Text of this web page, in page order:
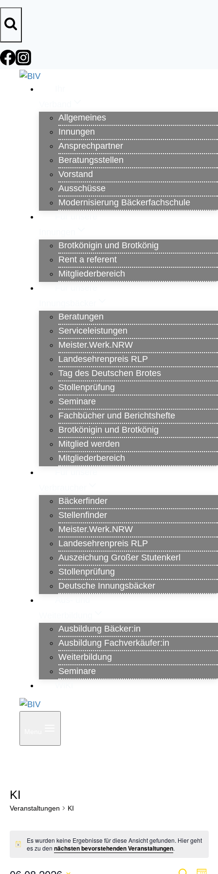
Zum
Inhalt
springen
Allgemeines
Innungen
Ansprechpartner
Beratungsstellen
Vorstand
Ausschüsse
Modernisierung Bäckerfachschule
Brotkönigin und Brotkönig
Rent a referent
Mitgliederbereich
Beratungen
Serviceleistungen
Meister.Werk.NRW
Landesehrenpreis RLP
Tag des Deutschen Brotes
Stollenprüfung
Seminare
Fachbücher und Berichtshefte
Brotkönigin und Brotkönig
Mitglied werden
Mitgliederbereich
Bäckerfinder
Stellenfinder
Meister.Werk.NRW
Landesehrenpreis RLP
Auszeichung Großer Stutenkerl
Stollenprüfung
Deutsche Innungsbäcker
Ausbildung Bäcker:in
Ausbildung Fachverkäufer:in
Weiterbildung
Seminare
KI
Veranstaltungen KI
Veranstaltungen
Hinweis
Es wurden keine Ergebnisse für diese Ansicht gefunden. Hier geht
es zu dennächsten bevorstehenden Veranstaltungen.
Suche